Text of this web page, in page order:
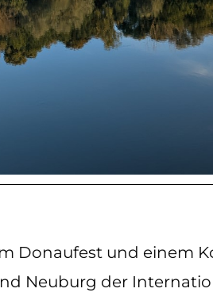
Donaufest und einem
Neuburg der